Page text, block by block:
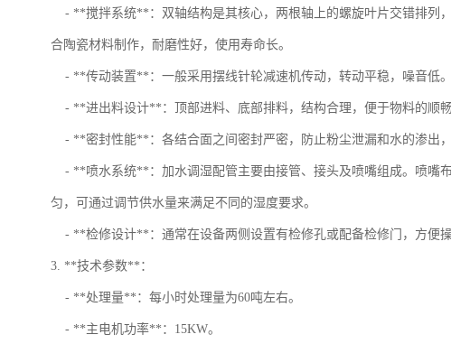
- **搅拌系统**：双轴结构是其核心，两根轴上的螺旋叶片交错排列
合陶瓷材料制作，耐磨性好，使用寿命长。
- **传动装置**：一般采用摆线针轮减速机传动，转动平稳，噪音低。
- **进出料设计**：顶部进料、底部排料，结构合理，便于物料的顺畅
- **密封性能**：各结合面之间密封严密，防止粉尘泄漏和水的渗出，
- **喷水系统**：加水调湿配管主要由接管、接头及喷嘴组成。喷嘴
匀，可通过调节供水量来满足不同的湿度要求。
- **检修设计**：通常在设备两侧设置有检修孔或配备检修门，方便操
3. **技术参数**：
- **处理量**：每小时处理量为60吨左右。
- **主电机功率**：15KW。